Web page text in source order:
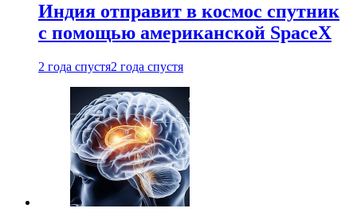
Индия отправит в космос спутник
с помощью американской SpaceX
2 года спустя2 года спустя